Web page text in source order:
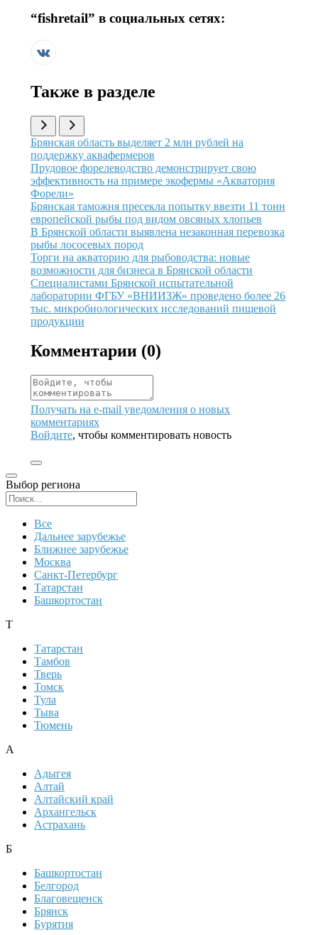
“fishretail” в социальных сетях:
Также в разделе
Иллюстрация новости
Брянская область выделяет 2 млн рублей на
поддержку аквафермеров
Иллюстрация новости
Прудовое форелеводство демонстрирует свою
эффективность на примере экофермы «Акватория
Форели»
Иллюстрация новости
Брянская таможня пресекла попытку ввезти 11 тонн
европейской рыбы под видом овсяных хлопьев
Иллюстрация новости
В Брянской области выявлена незаконная перевозка
рыбы лососевых пород
Иллюстрация новости
Торги на акваторию для рыбоводства: новые
возможности для бизнеса в Брянской области
Иллюстрация новости
Специалистами Брянской испытательной
лаборатории ФГБУ «ВНИИЗЖ» проведено более 26
тыс. микробиологических исследований пищевой
продукции
Комментарии (0)
Получать на e‑mail уведомления о новых
комментариях
Войдите, чтобы комментировать новость
Выбор региона
Все
Дальнее зарубежье
Ближнее зарубежье
Москва
Санкт-Петербург
Татарстан
Башкортостан
Т
Татарстан
Тамбов
Тверь
Томск
Тула
Тыва
Тюмень
А
Адыгея
Алтай
Алтайский край
Архангельск
Астрахань
Б
Башкортостан
Белгород
Благовещенск
Брянск
Бурятия